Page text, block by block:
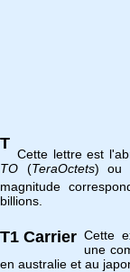
T
Cette lettre est
TO (TeraOctets) ou
magnitude
billions.
T1 Carrier Cette
une
en australie et au